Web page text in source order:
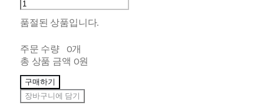
품절된 상품입니다.
주문 수량
0개
총 상품 금액 0원
구매하기
장바구니에 담기